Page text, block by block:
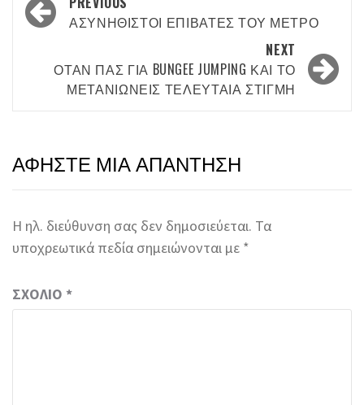
navigationΑΣΥΝΉΘΙΣΤΟΙ ΕΠΙΒΆΤΕΣ ΤΟΥ ΜΕΤΡΌ
NEXT
ΌΤΑΝ ΠΑΣ ΓΙΑ BUNGEE JUMPING ΚΑΙ ΤΟ
ΜΕΤΑΝΙΏΝΕΙΣ ΤΕΛΕΥΤΑΊΑ ΣΤΙΓΜΉ
ΑΦΉΣΤΕ ΜΙΑ ΑΠΆΝΤΗΣΗ
Η ηλ. διεύθυνση σας δεν δημοσιεύεται. Τα
υποχρεωτικά πεδία σημειώνονται με *
ΣΧΌΛΙΟ *